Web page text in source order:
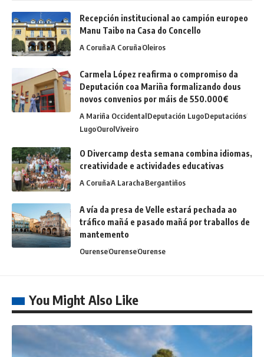
Recepción institucional ao campión europeo
Manu Taibo na Casa do Concello
A CoruñaA CoruñaOleiros
Carmela López reafirma o compromiso da
Deputación coa Mariña formalizando dous
novos convenios por máis de 550.000€
A Mariña OccidentalDeputación LugoDeputacións
LugoOurolViveiro
O Divercamp desta semana combina idiomas,
creatividade e actividades educativas
A CoruñaA LarachaBergantiños
A vía da presa de Velle estará pechada ao
tráfico mañá e pasado mañá por traballos de
mantemento
OurenseOurenseOurense
You Might Also Like